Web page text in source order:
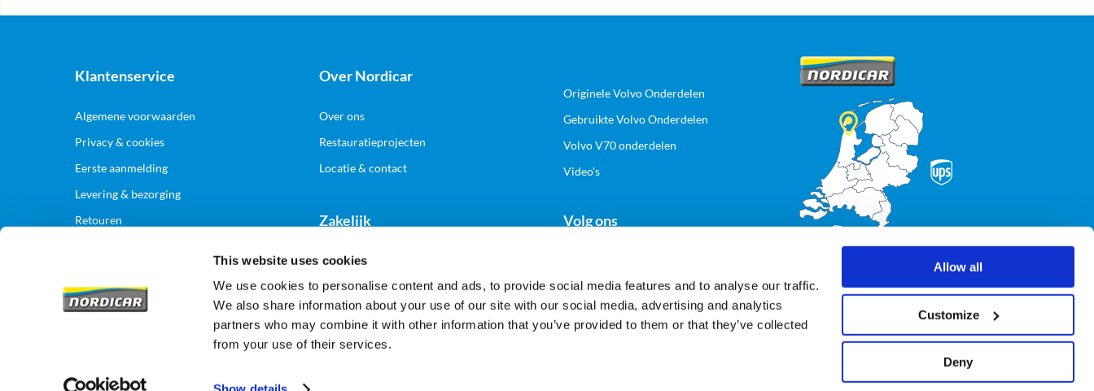
This website uses cookies
We use cookies to personalise content and ads, to provide social media features and to analyse our traffic.
We also share information about your use of our site with our social media, advertising and analytics
partners who may combine it with other information that you’ve provided to them or that they’ve collected
from your use of their services.
Allow all
Customize
Deny
Klantenservice
Algemene voorwaarden
Privacy & cookies
Eerste aanmelding
Levering & bezorging
Retouren
Over Nordicar
Over ons
Restauratieprojecten
Locatie & contact
Originele Volvo Onderdelen
Gebruikte Volvo Onderdelen
Volvo V70 onderdelen
Video's
Zakelijk
Aanmelden zakelijk account
Volg ons